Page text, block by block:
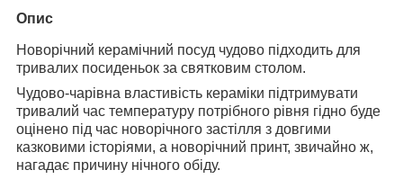
Опис
Новорічний керамічний посуд чудово підходить для
тривалих посиденьок за святковим столом.
Чудово-чарівна властивість кераміки підтримувати
тривалий час температуру потрібного рівня гідно буде
оцінено під час новорічного застілля з довгими
казковими історіями, а новорічний принт, звичайно ж,
нагадає причину нічного обіду.